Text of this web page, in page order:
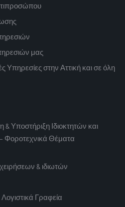
μας
Υπηρεσίες στην Αττική και σε όλη
Υποστήριξη Ιδιοκτητών και
Φοροτεχνικά Θέματα
& ιδιωτών
Γραφεία